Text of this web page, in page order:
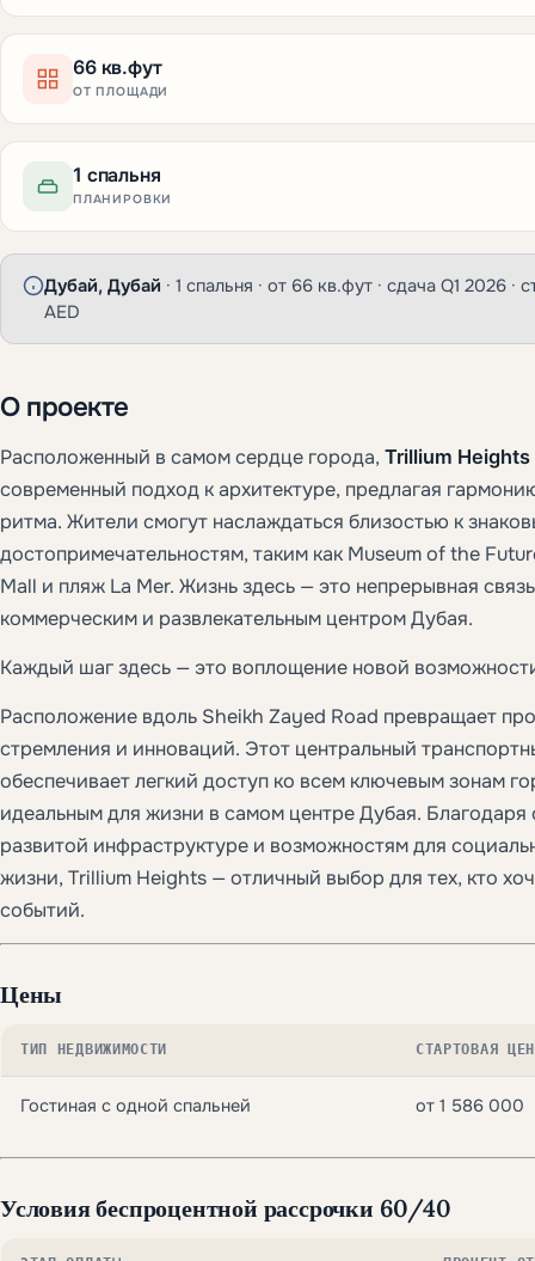
66 кв.фут
ОТ ПЛОЩАДИ
1 спальня
ПЛАНИРОВКИ
Дубай, Дубай · 1 спальня · от 66 кв.фут · сдача Q1 2026 ·
AED
О проекте
Расположенный в самом сердце города, Trillium Heights
современный подход к архитектуре, предлагая
ритма. Жители смогут наслаждаться близостью к
достопримечательностям, таким как Museum of the
Mall и пляж La Mer. Жизнь здесь — это непрерывная
коммерческим и развлекательным центром Дубая.
Каждый шаг здесь — это воплощение новой
Расположение вдоль Sheikh Zayed Road превращает
стремления и инноваций. Этот центральный
обеспечивает легкий доступ ко всем ключевым зонам
идеальным для жизни в самом центре Дубая. Благодаря
развитой инфраструктуре и возможностям для
жизни, Trillium Heights — отличный выбор для тех, кто
событий.
Цены
ТИП НЕДВИЖИМОСТИ СТАРТОВАЯ
Гостиная с одной спальней от 1 586 000
Условия беспроцентной рассрочки 60/40